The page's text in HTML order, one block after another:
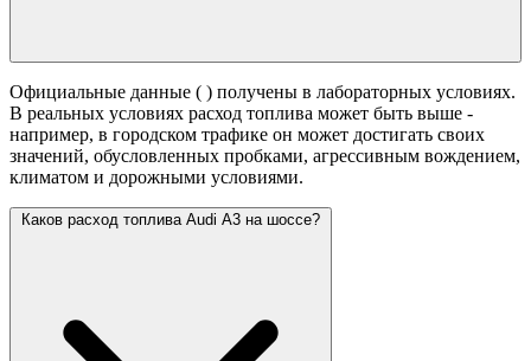
Официальные данные ( ) получены в лабораторных условиях.
В реальных условиях расход топлива может быть выше -
например, в городском трафике он может достигать своих
значений, обусловленных пробками, агрессивным вождением,
климатом и дорожными условиями.
Каков расход топлива Audi A3 на шоссе?